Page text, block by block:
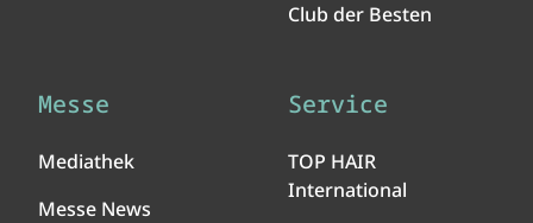
Club der Besten
Messe
Mediathek
Messe News
Service
TOP HAIR
International